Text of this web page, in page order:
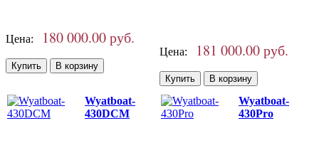
Цена: 180 000.00 руб.
Цена: 181 000.00 руб.
Wyatboat-
430DCM
Wyatboat-
430Pro